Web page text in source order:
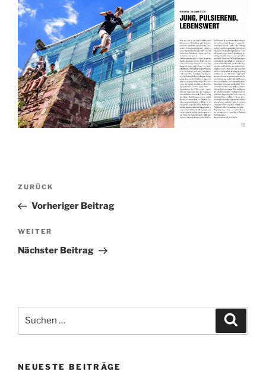
Beitragsnavigation
Vorheriger
Beitrag
ZURÜCK
Vorheriger Beitrag
Nächster
Beitrag
WEITER
Nächster Beitrag
nach:
NEUESTE BEITRÄGE